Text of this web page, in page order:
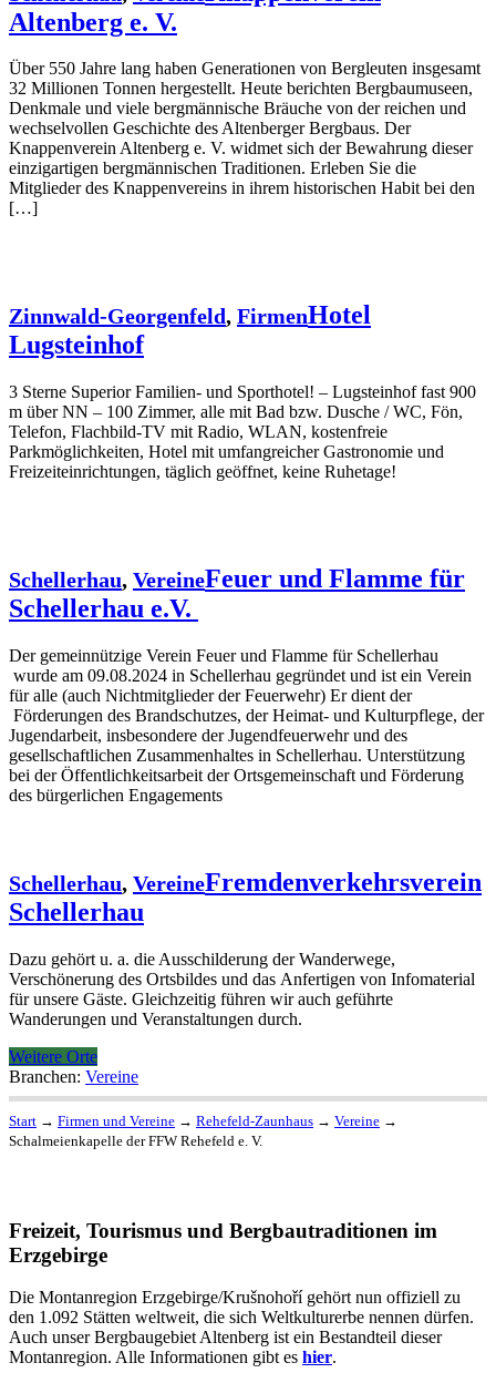
Altenberg e. V.
Über 550 Jahre lang haben Generationen von Bergleuten insgesamt
32 Millionen Tonnen hergestellt. Heute berichten Bergbaumuseen,
Denkmale und viele bergmännische Bräuche von der reichen und
wechselvollen Geschichte des Altenberger Bergbaus. Der
Knappenverein Altenberg e. V. widmet sich der Bewahrung dieser
einzigartigen bergmännischen Traditionen. Erleben Sie die
Mitglieder des Knappenvereins in ihrem historischen Habit bei den
[…]
Zinnwald-Georgenfeld, FirmenHotel
Lugsteinhof
3 Sterne Superior Familien- und Sporthotel! – Lugsteinhof fast 900
m über NN – 100 Zimmer, alle mit Bad bzw. Dusche / WC, Fön,
Telefon, Flachbild-TV mit Radio, WLAN, kostenfreie
Parkmöglichkeiten, Hotel mit umfangreicher Gastronomie und
Freizeiteinrichtungen, täglich geöffnet, keine Ruhetage!
Schellerhau, VereineFeuer und Flamme für
Schellerhau e.V.
Der gemeinnützige Verein Feuer und Flamme für Schellerhau
wurde am 09.08.2024 in Schellerhau gegründet und ist ein Verein
für alle (auch Nichtmitglieder der Feuerwehr) Er dient der
Förderungen des Brandschutzes, der Heimat- und Kulturpflege, der
Jugendarbeit, insbesondere der Jugendfeuerwehr und des
gesellschaftlichen Zusammenhaltes in Schellerhau. Unterstützung
bei der Öffentlichkeitsarbeit der Ortsgemeinschaft und Förderung
des bürgerlichen Engagements
Schellerhau, VereineFremdenverkehrsverein
Schellerhau
Dazu gehört u. a. die Ausschilderung der Wanderwege,
Verschönerung des Ortsbildes und das Anfertigen von Infomaterial
für unsere Gäste. Gleichzeitig führen wir auch geführte
Wanderungen und Veranstaltungen durch.
Weitere Orte
Branchen: Vereine
Start → Firmen und Vereine → Rehefeld-Zaunhaus → Vereine →
Schalmeienkapelle der FFW Rehefeld e. V.
Freizeit, Tourismus und Bergbautraditionen im
Erzgebirge
Die Montanregion Erzgebirge/Krušnohoří gehört nun offiziell zu
den 1.092 Stätten weltweit, die sich Weltkulturerbe nennen dürfen.
Auch unser Bergbaugebiet Altenberg ist ein Bestandteil dieser
Montanregion. Alle Informationen gibt es hier.